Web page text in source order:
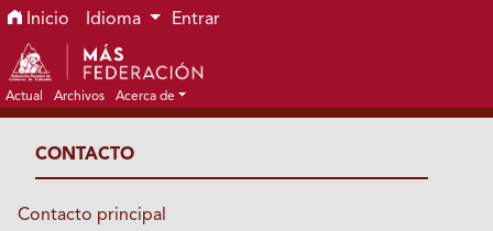
Ir al menú de navegación principal
Ir al contenido principal
Ir al pie de página del sitio
Inicio Idioma Entrar
Actual Archivos Acerca de
CONTACTO
Contacto principal